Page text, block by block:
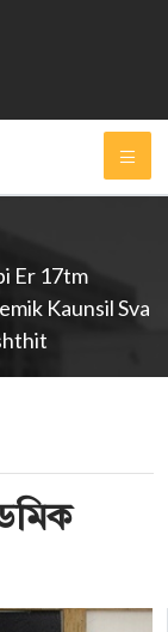
Er 17tm
Kaunsil Sva